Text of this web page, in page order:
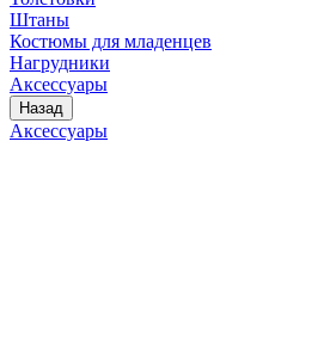
Штаны
Костюмы для младенцев
Нагрудники
Аксессуары
Назад
Аксессуары